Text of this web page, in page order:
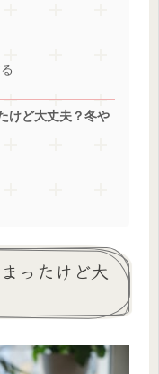
けど大丈夫？冬や
ったけど大